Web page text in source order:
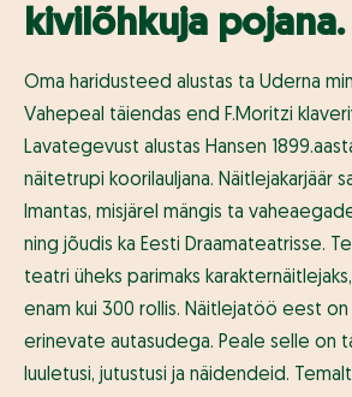
kivilõhkuja pojana.
Oma haridusteed alustas ta Uderna
Vahepeal täiendas end F.Moritzi
Lavategevust alustas Hansen
näitetrupi koorilauljana. Näitlejakarjäär
Imantas, misjärel mängis ta
ning jõudis ka Eesti Draamateatrisse.
teatri üheks parimaks
enam kui 300 rollis. Näitlejatöö eest
erinevate autasudega. Peale selle on
luuletusi, jutustusi ja näidendeid.